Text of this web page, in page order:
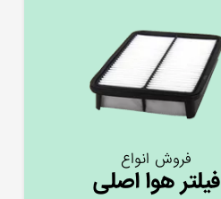
فروش انواع
فیلتر هوا اصلی